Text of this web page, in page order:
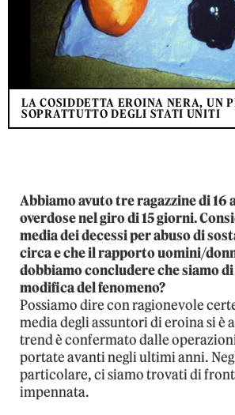
LA COSIDDETTA EROINA NERA, UN
SOPRATTUTTO DEGLI STATI UNITI
Abbiamo avuto tre ragazzine di 16
overdose nel giro di 15 giorni.
media dei decessi per abuso di
circa e che il rapporto uomini/
dobbiamo concludere che siamo
modifica del fenomeno?
Possiamo dire con ragionevole
media degli assuntori di eroina si è
trend è confermato dalle
portate avanti negli ultimi anni.
particolare, ci siamo trovati di
impennata.